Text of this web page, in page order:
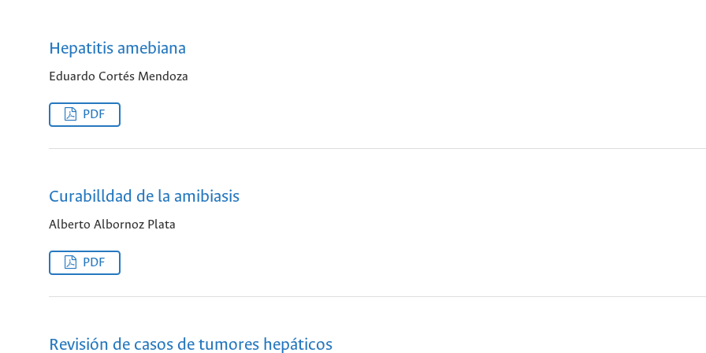
Hepatitis amebiana
Eduardo Cortés Mendoza
PDF
Curabilldad de la amibiasis
Alberto Albornoz Plata
PDF
Revisión de casos de tumores hepáticos